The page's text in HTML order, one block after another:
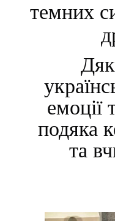
темних
подяка
та